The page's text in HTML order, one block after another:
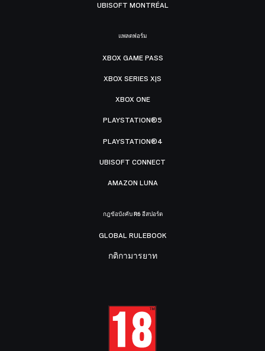
UBISOFT MONTRÉAL
แพลตฟอร์ม
XBOX GAME PASS
XBOX SERIES X|S
XBOX ONE
PLAYSTATION®5
PLAYSTATION®4
UBISOFT CONNECT
AMAZON LUNA
กฎข้อบังคับ R6 อีสปอร์ต
GLOBAL RULEBOOK
กติกามารยาท